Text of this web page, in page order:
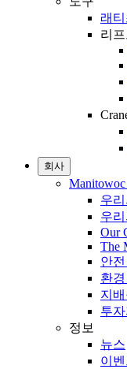
래
리
회사
우리
우
Our
The
안
환
지
투
정보
뉴스
이벤